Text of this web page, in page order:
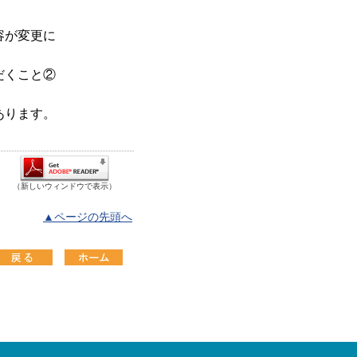
が変更に
くこと②
ます。
（新しいウィンドウで表示）
▲ページの先頭へ